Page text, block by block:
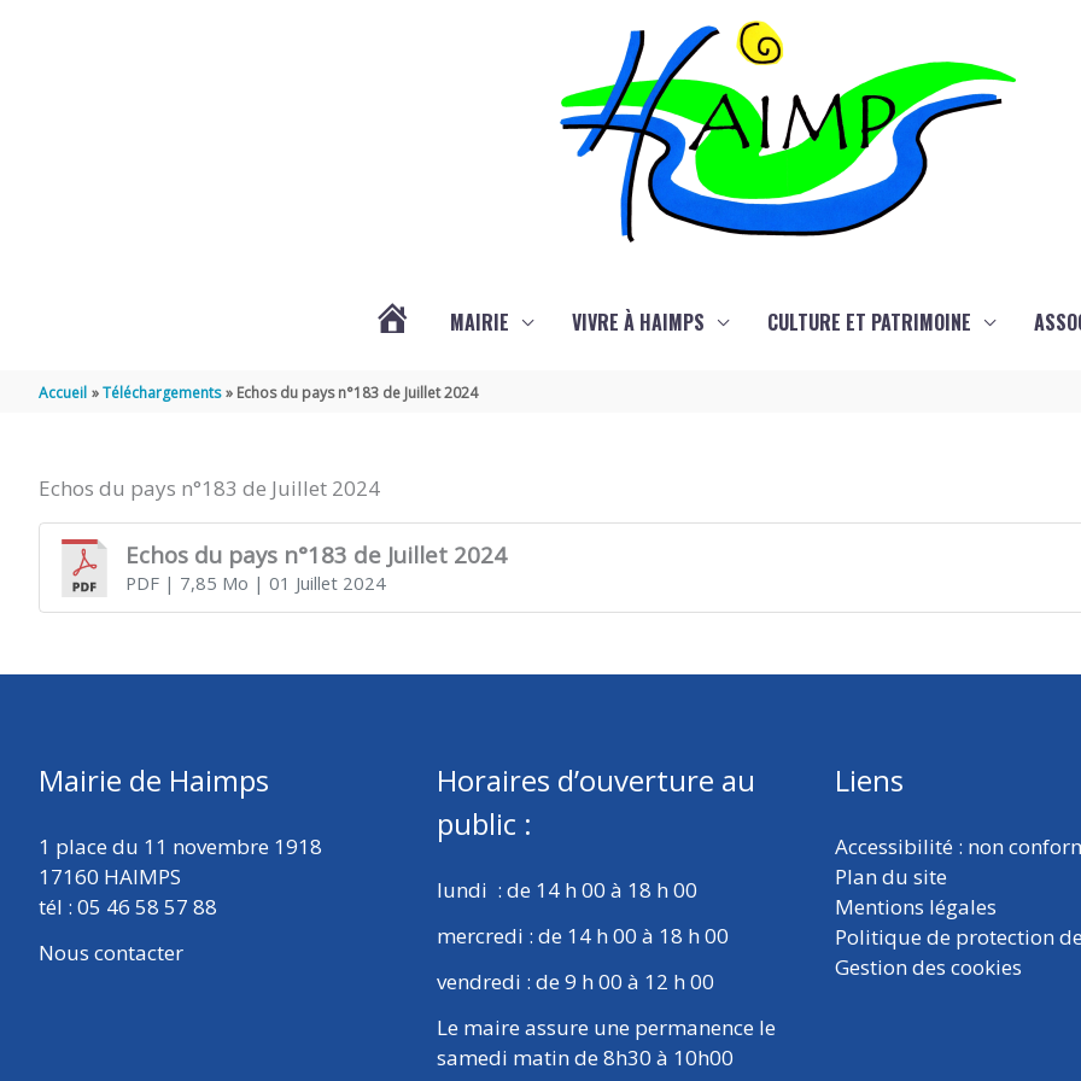
MAIRIE VIVRE À HAIMPS CULTURE ET PATRIMOINE
Accueil Téléchargements Echos du pays n°183 de Juillet 2024
Echos du pays n°183 de Juillet 2024
Echos du pays n°183 de Juillet 2024
PDF| 7,85 Mo | 01 Juillet 2024
Mairie de Haimps
1 place du 11 novembre 1918
17160 HAIMPS
tél : 05 46 58 57 88
Nous contacter
Horaires d’ouverture au
public :
lundi : de 14 h 00 à 18 h 00
mercredi : de 14 h 00 à 18 h 00
vendredi : de 9 h 00 à 12 h 00
Le maire assure une permanence le
samedi matin de 8h30 à 10h00
Liens
Accessibilité : non
Plan du site
Mentions légales
Politique de protection
Gestion des cookies